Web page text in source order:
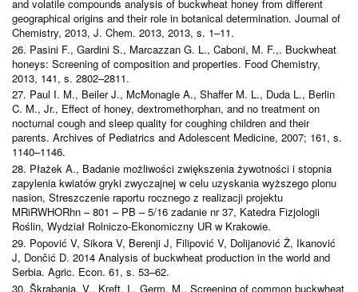
and volatile compounds analysis of buckwheat honey from different
geographical origins and their role in botanical determination. Journal of
Chemistry, 2013, J. Chem. 2013, 2013, s. 1–11.
26. Pasini F., Gardini S., Marcazzan G. L., Caboni, M. F.,. Buckwheat
honeys: Screening of composition and properties. Food Chemistry,
2013, 141, s. 2802–2811.
27. Paul I. M., Beiler J., McMonagle A., Shaffer M. L., Duda L., Berlin
C. M., Jr., Effect of honey, dextromethorphan, and no treatment on
nocturnal cough and sleep quality for coughing children and their
parents. Archives of Pediatrics and Adolescent Medicine, 2007; 161, s.
1140–1146.
28. Płażek A., Badanie możliwości zwiększenia żywotności i stopnia
zapylenia kwiatów gryki zwyczajnej w celu uzyskania wyższego plonu
nasion, Streszczenie raportu rocznego z realizacji projektu
MRiRWHORhn – 801 – PB – 5/16 zadanie nr 37, Katedra Fizjologii
Roślin, Wydział Rolniczo-Ekonomiczny UR w Krakowie.
29. Popović V, Sikora V, Berenji J, Filipović V, Dolijanović Ž, Ikanović
J, Dončić D. 2014 Analysis of buckwheat production in the world and
Serbia. Agric. Econ. 61, s. 53–62.
30. Škrabanja, V., Kreft, I., Germ, M., Screening of common buckwheat